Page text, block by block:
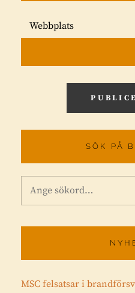
Webbplats
SÖK PÅ
efter:
MSC felsatsar i